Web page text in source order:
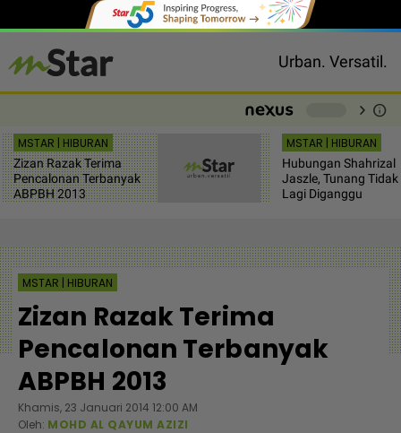
Urban. Versatil.
chevron_right info
MSTAR | HIBURAN
Zizan Razak Terima
Pencalonan Terbanyak
ABPBH 2013
MSTAR | HIBURAN
Hubungan Shahrizal
Jaszle, Tunang Tidak
Lagi Diganggu
MSTAR | HIBURAN
Zizan Razak Terima
Pencalonan Terbanyak
ABPBH 2013
Khamis, 23 Januari 2014 12:00 AM
Oleh: MOHD AL QAYUM AZIZI